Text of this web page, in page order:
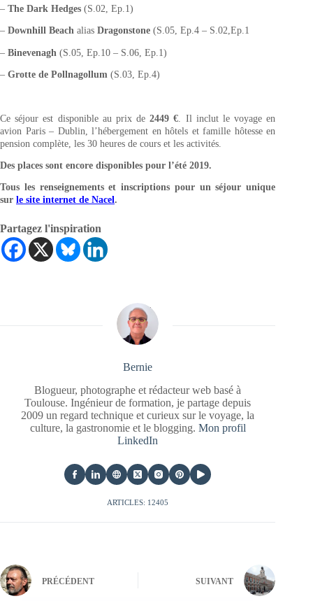
– The Dark Hedges (S.02, Ep.1)
– Downhill Beach alias Dragonstone (S.05, Ep.4 – S.02,Ep.1
– Binevenagh (S.05, Ep.10 – S.06, Ep.1)
– Grotte de Pollnagollum (S.03, Ep.4)
Ce séjour est disponible au prix de2449 € . Il inclut le voyage en
avion Paris – Dublin, l’hébergement en hôtels et famille hôtesse en
pension complète, les 30 heures de cours et les activités.
Des places sont encore disponibles pour l’été 2019.
Tous les renseignements et inscriptions pour un séjour unique
sur le site internet de Nacel.
Partagez l'inspiration
Bernie
Blogueur, photographe et rédacteur web basé à
Toulouse. Ingénieur de formation, je partage depuis
2009 un regard technique et curieux sur le voyage, la
culture, la gastronomie et le blogging. Mon profil
LinkedIn
ARTICLES: 12405
PRÉCÉDENT SUIVANT